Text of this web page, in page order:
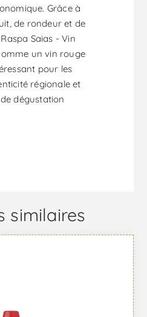
Grâce à
de rondeur et de
Saias - Vin
un vin rouge
pour les
régionale et
dégustation
similaires